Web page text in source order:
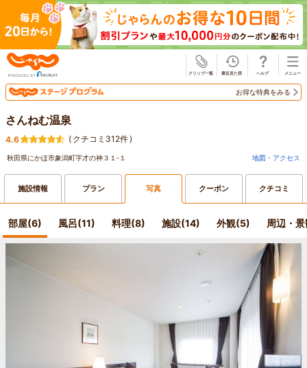
お得な特典をみる
さんねむ温泉
4.6 ( クチコミ312件)
秋田県にかほ市象潟町字才の神３１‐１ 地図・アクセス
施設情報 プラン 写真 クーポン クチコミ
部屋(6) 風呂(11) 料理(8) 施設(14) 外観(5) 周辺・